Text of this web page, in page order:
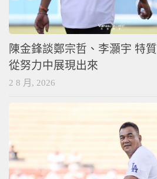
陳金鋒談鄭宗哲、李灝宇 特
從努力中展現出來
2 8 月, 2026